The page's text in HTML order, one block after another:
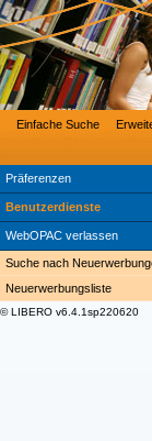
Präferenzen
Benutzerdienste
WebOPAC verlassen
Einfache Suche
Suche nach
Neuerwerbungsliste
© LIBERO v6.4.1sp220620